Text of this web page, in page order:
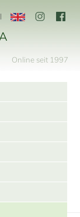
Online seit 1997